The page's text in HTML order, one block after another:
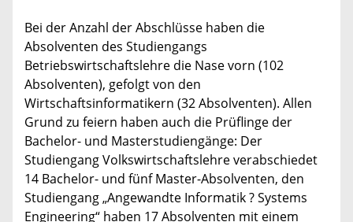
Bei der Anzahl der Abschlüsse haben die
Absolventen des Studiengangs
Betriebswirtschaftslehre die Nase vorn (102
Absolventen), gefolgt von den
Wirtschaftsinformatikern (32 Absolventen). Allen
Grund zu feiern haben auch die Prüflinge der
Bachelor- und Masterstudiengänge: Der
Studiengang Volkswirtschaftslehre verabschiedet
14 Bachelor- und fünf Master-Absolventen, den
Studiengang „Angewandte Informatik ? Systems
Engineering“ haben 17 Absolventen mit einem